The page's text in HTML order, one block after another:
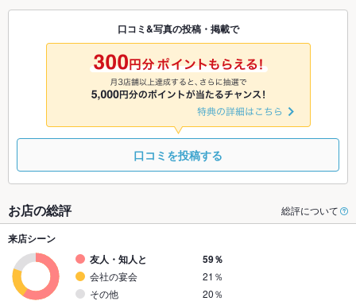
8/30 8/31 9/1
◎
9/2
◎
9/3
◎
9/4 9/5
9/8
◎ ◎ ◎ ◎
口コミ&写真の投稿・掲載で
口コミを投稿する
お店の総評 総評について
来店シーン
友人・知人と
59％
会社の宴会
21％
その他
20％